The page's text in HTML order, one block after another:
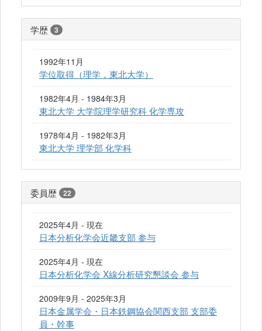
学歴 3
1992年11月
学位取得（理学，東北大学）
1982年4月 - 1984年3月
東北大学 大学院理学研究科 化学専攻
1978年4月 - 1982年3月
東北大学 理学部 化学科
委員歴 22
2025年4月 - 現在
日本分析化学会近畿支部 参与
2025年4月 - 現在
日本分析化学会 X線分析研究懇談会 参与
2009年9月 - 2025年3月
日本金属学会・日本鉄鋼協会関西支部 支部委
員・幹事